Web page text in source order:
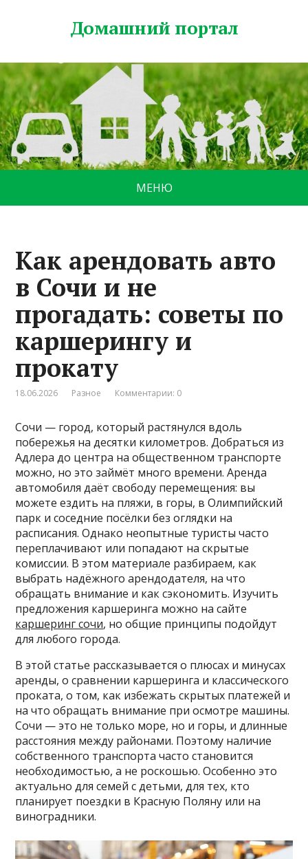
Домашний портал
МЕНЮ
Как арендовать авто
в Сочи и не
прогадать: советы по
каршерингу и
прокату
18.06.2026 Разное Комментарии: 0
Сочи — город, который растянулся вдоль
побережья на десятки километров. Добраться из
Адлера до центра на общественном транспорте
можно, но это займёт много времени. Аренда
автомобиля даёт свободу перемещения: вы
можете ездить на пляжи, в горы, в Олимпийский
парк и соседние посёлки без оглядки на
расписания. Однако неопытные туристы часто
переплачивают или попадают на скрытые
комиссии. В этом материале разбираем, как
выбрать надёжного арендодателя, на что
обращать внимание и как сэкономить. Изучить
предложения каршеринга можно на сайте
каршеринг сочи, но общие принципы подойдут
для любого города.
В этой статье рассказывается о плюсах и минусах
аренды, о сравнении каршеринга и классического
проката, о том, как избежать скрытых платежей и
на что обращать внимание при осмотре машины.
Сочи — это не только море, но и горы, и длинные
расстояния между районами. Поэтому наличие
собственного транспорта часто становится
необходимостью, а не роскошью. Особенно это
актуально для семей с детьми, для тех, кто
планирует поездки в Красную Поляну или на
виноградники.